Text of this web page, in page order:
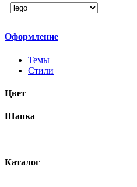
Оформление
Темы
Стили
Цвет
Шапка
Каталог